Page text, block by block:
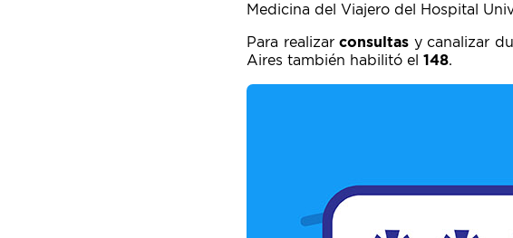
Medicina del Viajero del Hospital
Para realizarconsultas y canalizar
Aires también habilitó el 148.